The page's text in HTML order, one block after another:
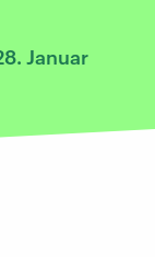
Januar